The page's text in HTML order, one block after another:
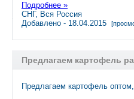
Подробнее »
СНГ, Вся Россия
Добавлено - 18.04.2015
Предлагаем картофель
Предлагаем картофель